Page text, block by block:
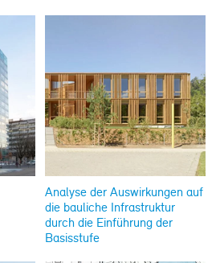
Analyse der Auswirkungen auf
die bauliche Infrastruktur
durch die Einführung der
Basisstufe